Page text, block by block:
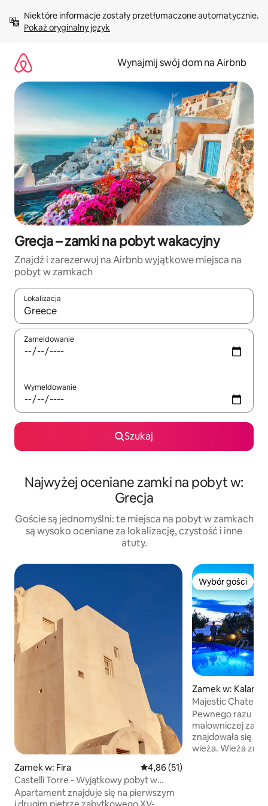
treści Pokaż oryginalny język
Wynajmij swój dom na Airbnb
Grecja – zamki na pobyt wakacyjny
Znajdź i zarezerwuj na Airbnb wyjątkowe miejsca na
pobyt w zamkach
Lokalizacja
Gdy wyniki będą dostępne, możesz poruszać się po nich za
Zameldowanie
Wymeldowanie
Szukaj
Najwyżej oceniane zamki na pobyt w:
Grecja
Goście są jednomyślni: te miejsca na pobyt w zamkach
są wysoko oceniane za lokalizację, czystość i inne
atuty.
Zamek w: Fira Średnia ocena: 4,86 na 5,
4,86 (51)
Castelli Torre - Wyjątkowy pobyt w
zamku z widokiem na morze
Apartament znajduje się na pierwszym
Wybór gości
Wybór gości
Zamek w:
Majestic Chateau
Seascapes & Pool
Pewnego razu w
malowniczej
znajdowała się
wieża. Wieża